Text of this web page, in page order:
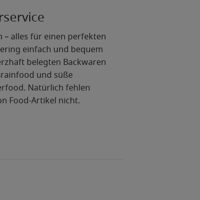
– alles für einen perfekten
einfach und bequem
belegten Backwaren
und süße
Natürlich fehlen
Food-Artikel nicht.